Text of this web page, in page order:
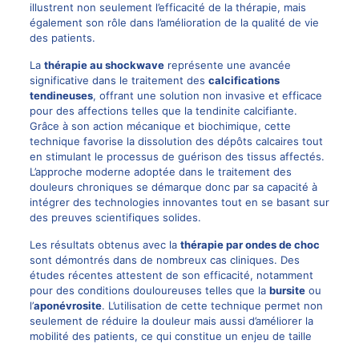
illustrent non seulement l’efficacité de la thérapie, mais
également son rôle dans l’amélioration de la qualité de vie
des patients.
La thérapie au shockwavereprésente une avancée
significative dans le traitement des calcifications
tendineuses, offrant une solution non invasive et efficace
pour des affections telles que la tendinite calcifiante.
Grâce à son action mécanique et biochimique, cette
technique favorise la dissolution des dépôts calcaires tout
en stimulant le processus de guérison des tissus affectés.
L’approche moderne adoptée dans le traitement des
douleurs chroniques se démarque donc par sa capacité à
intégrer des technologies innovantes tout en se basant sur
des preuves scientifiques solides.
Les résultats obtenus avec la thérapie par ondes de choc
sont démontrés dans de nombreux cas cliniques. Des
études récentes attestent de son efficacité, notamment
pour des conditions douloureuses telles que la bursiteou
l’aponévrosite. L’utilisation de cette technique permet non
seulement de réduire la douleur mais aussi d’améliorer la
mobilité des patients, ce qui constitue un enjeu de taille